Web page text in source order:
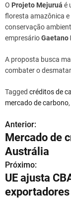
O Projeto Mejuruá é
floresta amazônica e
conservação
empresárioGaetano
A proposta busca
combater o
Tagged créditos de
mercado de carbono,
N
a
v
e
Anterior:
Mercado de
Austrália
Próximo:
UE ajusta